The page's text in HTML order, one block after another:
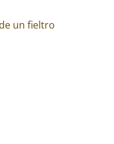
un fieltro